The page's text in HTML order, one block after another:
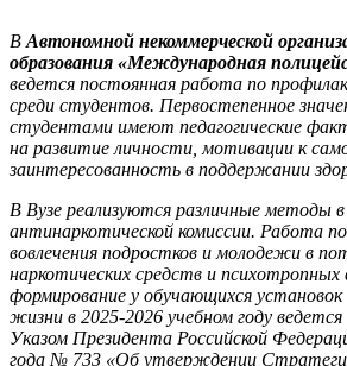
В Автономной некоммерческой
образования «Международная
ведется постоянная работа по
среди студентов. Первостепенное
студентами имеют педагогические
на развитие личности, мотивации к
заинтересованность в поддержании
В Вузе реализуются различные методы в
антинаркотической комиссии. Работа
вовлечения подростков и молодежи в
наркотических средств и
формирование у обучающихся установок
жизни в 2025-2026 учебном году
Указом Президента Российской
года № 733 «Об утверждении